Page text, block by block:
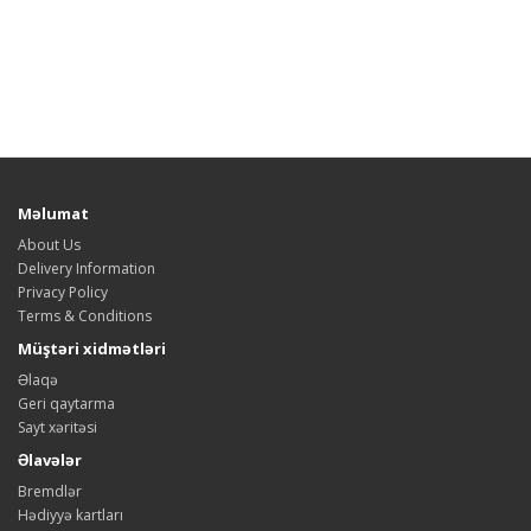
Məlumat
About Us
Delivery Information
Privacy Policy
Terms & Conditions
Müştəri xidmətləri
Əlaqə
Geri qaytarma
Sayt xəritəsi
Əlavələr
Bremdlər
Hədiyyə kartları